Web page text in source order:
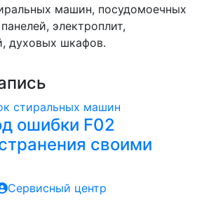
машин, посудомоечных
электроплит,
духовых шкафов.
стиральных машин
ошибки F02
своими
Сервисный центр